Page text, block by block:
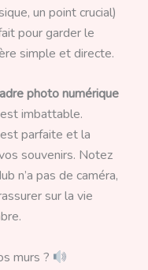
un point crucial)
pour garder le
simple et directe.
photo numérique
imbattable.
parfaite et la
souvenirs. Notez
n’a pas de caméra,
sur la vie
murs ?